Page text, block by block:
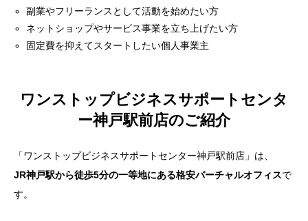
副業やフリーランスとして活動を始めたい方
ネットショップやサービス事業を立ち上げたい方
固定費を抑えてスタートしたい個人事業主
ワンストップビジネスサポートセンタ
ー神戸駅前店のご紹介
「ワンストップビジネスサポートセンター神戸駅前店」は、
JR神戸駅から徒歩5分の一等地にある格安バーチャルオフィスで
す。